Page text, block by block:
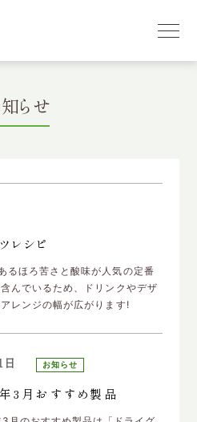
らせ
レシピ
るほろ苦さと酸味が人気の定番
んでいるため、ドリンクやデザ
レンジの幅が広がります!
お知らせ
3月おすすめ製品